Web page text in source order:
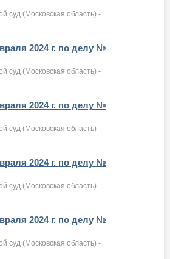
суд (Московская область) -
2024 г. по делу №
суд (Московская область) -
2024 г. по делу №
суд (Московская область) -
2024 г. по делу №
суд (Московская область) -
2024 г. по делу №
суд (Московская область) -